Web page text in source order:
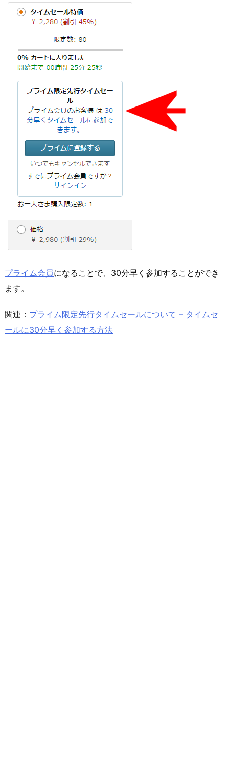
プライム会員になることで、30分早く参加することができ
ます。
関連： プライム限定先行タイムセールについて – タイムセ
ールに30分早く参加する方法